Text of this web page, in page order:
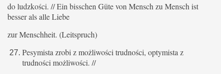
do ludzkości. // Ein bisschen Güte von Mensch zu Mensch ist
besser als alle Liebe
zur Menschheit. (Leitspruch)
Pesymista zrobi z możliwości trudności, optymista z
trudności możliwości. //